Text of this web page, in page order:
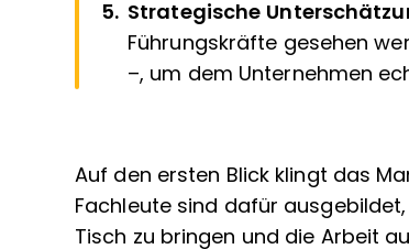
Strategische
Führungskräfte gesehen
–, um dem Unternehmen
Auf den ersten Blick klingt das
Fachleute sind dafür
Tisch zu bringen und die Arbeit